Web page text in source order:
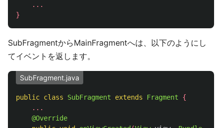
...
}
SubFragmentからMainFragmentへは、以下のようにし
てイベントを返します。
SubFragment.java
public class SubFragment extends Fragment
{
...
@Override